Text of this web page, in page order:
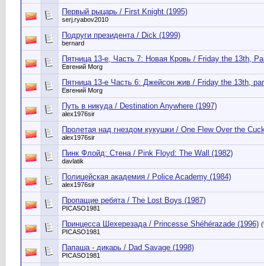
Первый рыцарь / First Knight (1995)
serj.ryabov2010
Подруги президента / Dick (1999)
bernard
Пятница 13-е, Часть 7: Новая Кровь / Friday the 13th,
Евгений Morg
Пятница 13-е Часть 6: Джейсон жив / Friday the 13th,
Евгений Morg
Путь в никуда / Destination Anywhere (1997)
alex1976sir
Пролетая над гнездом кукушки / One Flew Over the
alex1976sir
Пинк Флойд: Стена / Pink Floyd: The Wall (1982)
davlatik
Полицейская академия / Police Academy (1984)
alex1976sir
Пропащие ребята / The Lost Boys (1987)
PICASO1981
Принцесса Шехерезада / Princesse Shéhérazade (1996) (
PICASO1981
Папаша - дикарь / Dad Savage (1998)
PICASO1981